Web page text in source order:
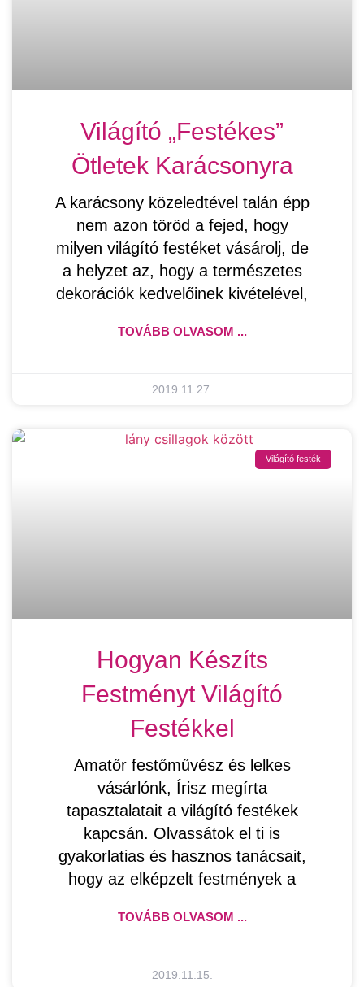
Világító „festékes”
Ötletek Karácsonyra
A karácsony közeledtével talán épp
nem azon töröd a fejed, hogy
milyen világító festéket vásárolj, de
a helyzet az, hogy a természetes
dekorációk kedvelőinek kivételével,
TOVÁBB OLVASOM ...
2019.11.27.
Világító festék
Hogyan Készíts
Festményt Világító
Festékkel
Amatőr festőművész és lelkes
vásárlónk, Írisz megírta
tapasztalatait a világító festékek
kapcsán. Olvassátok el ti is
gyakorlatias és hasznos tanácsait,
hogy az elképzelt festmények a
TOVÁBB OLVASOM ...
2019.11.15.